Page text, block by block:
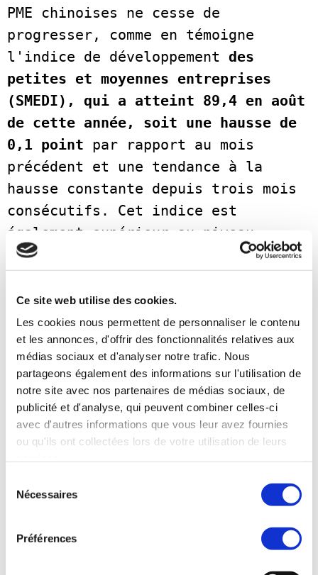
Ce site web utilise des cookies.
Les cookies nous permettent de personnaliser le contenu
et les annonces, d'offrir des fonctionnalités relatives aux
médias sociaux et d'analyser notre trafic. Nous
partageons également des informations sur l'utilisation de
notre site avec nos partenaires de médias sociaux, de
publicité et d'analyse, qui peuvent combiner celles-ci
avec d'autres informations que vous leur avez fournies
ou qu'ils ont collectées lors de votre utilisation de leurs
Nécessaires
Préférences
PME chinoises ne cesse de
progresser, comme en témoigne
l'indice de développement des
petites et moyennes entreprises
(SMEDI), qui a atteint 89,4 en août
de cette année, soit une hausse de
0,1 point par rapport au mois
précédent et une tendance à la
hausse constante depuis trois mois
consécutifs. Cet indice est
également supérieur au niveau
observé à la même période en 2022
et reste stable par rapport à la
même période en 2021.
In China, Les PME contribuent à
plus de 50 % des recettes fiscales,
à plus de 60 % du PIB, à plus de 70
% de l'innovation technologique, à
plus de 80 % de l'emploi urbain et
représentent plus de 90 % du nombre
affirmer que le développement
le fondement du progrès durable de